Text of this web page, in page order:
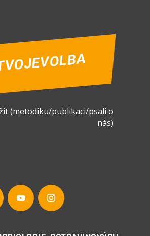
(metodiku/publikaci/psali o
nás)